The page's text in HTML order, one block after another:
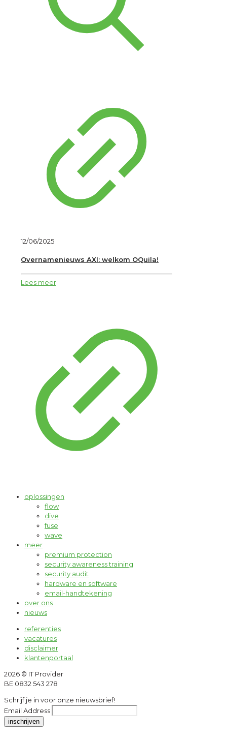
12/06/2025
Overnamenieuws AXI: welkom OQuila!
Lees meer
oplossingen
flow
dive
fuse
wave
meer
premium protection
security awareness training
security audit
hardware en software
email-handtekening
over ons
nieuws
referenties
vacatures
disclaimer
klantenportaal
2026 © IT Provider
BE 0832 543 278
Schrijf je in voor onze nieuwsbrief!
Email Address